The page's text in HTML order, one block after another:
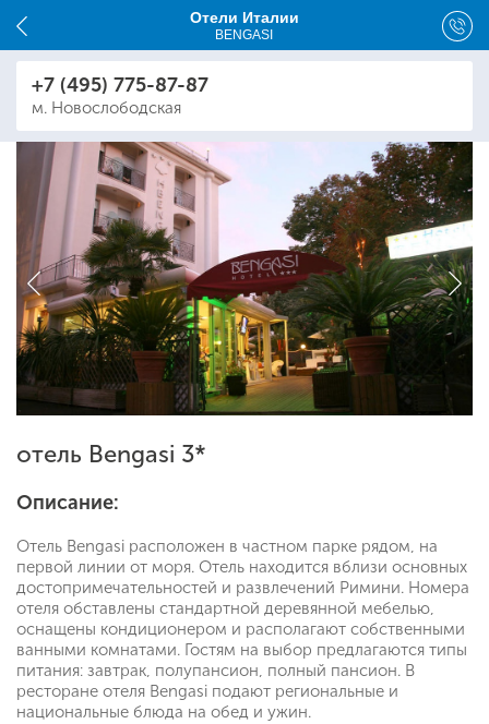
Отели Италии
BENGASI
+7 (495) 775-87-87
м. Новослободская
отель Bengasi 3*
Описание:
Отель Bengasi расположен в частном парке рядом, на
первой линии от моря. Отель находится вблизи основных
достопримечательностей и развлечений Римини. Номера
отеля обставлены стандартной деревянной мебелью,
оснащены кондиционером и располагают собственными
ванными комнатами. Гостям на выбор предлагаются типы
питания: завтрак, полупансион, полный пансион. В
ресторане отеля Bengasi подают региональные и
национальные блюда на обед и ужин.